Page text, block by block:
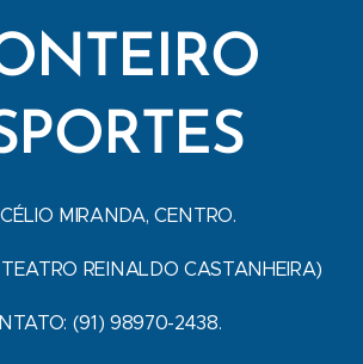
MIRANDA, CENTRO.
REINALDO CASTANHEIRA)
(91) 98970-2438.